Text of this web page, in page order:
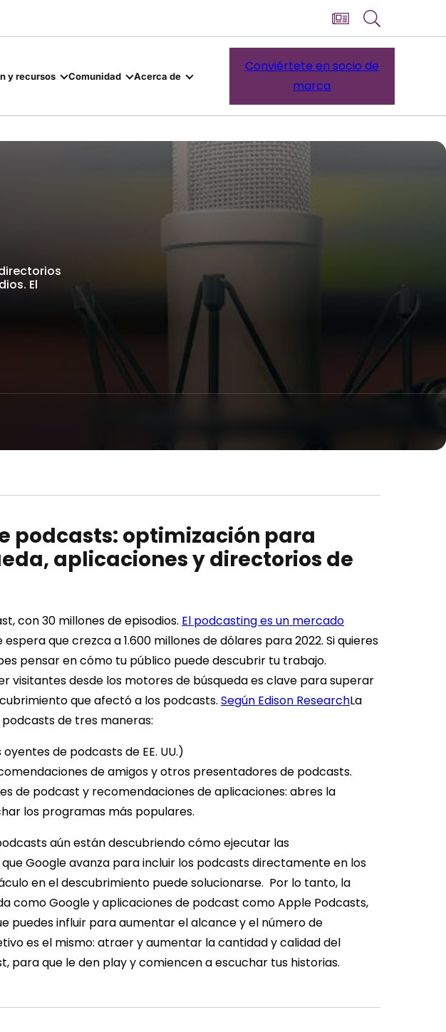
y recursos Comunidad Acerca de
Conviértete en socio de
marca
El
podcasts: optimización para
aplicaciones y directorios de
con 30 millones de episodios. El podcasting es un mercado
espera que crezca a 1.600 millones de dólares para 2022. Si quieres
pensar en cómo tu público puede descubrir tu trabajo.
visitantes desde los motores de búsqueda es clave para superar
que afectó a los podcasts. Según Edison ResearchLa
de tres maneras:
de podcasts de EE. UU.)
de amigos y otros presentadores de podcasts.
de podcast y recomendaciones de aplicaciones: abres la
los programas más populares.
aún están descubriendo cómo ejecutar las
Google avanza para incluir los podcasts directamente en los
en el descubrimiento puede solucionarse. Por lo tanto, la
como Google y aplicaciones de podcast como Apple Podcasts,
puedes influir para aumentar el alcance y el número de
es el mismo: atraer y aumentar la cantidad y calidad del
para que le den play y comiencen a escuchar tus historias.